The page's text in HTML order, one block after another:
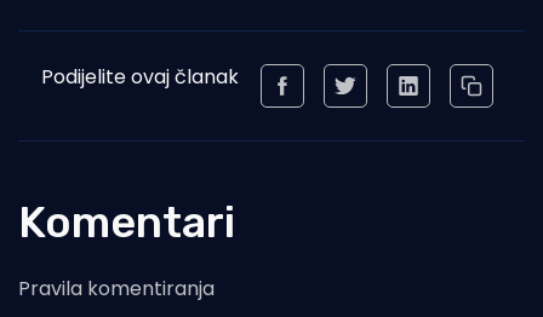
Podijelite ovaj članak
Komentari
Pravila komentiranja